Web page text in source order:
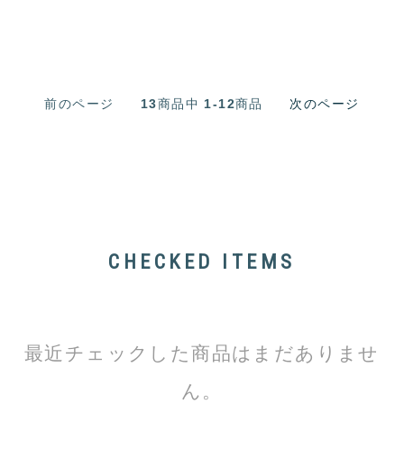
前のページ 13商品中 1-12商品 次のページ
CHECKED ITEMS
最近チェックした商品はまだありませ
ん。